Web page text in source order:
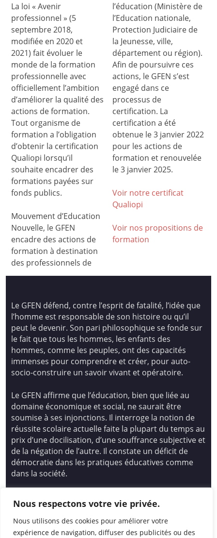
Nous respectons votre vie privée.
Nous utilisons des cookies pour améliorer votre
expérience de navigation, diffuser des publicités ou des
La loi « Avenir
professionnel » (5
septembre 2018,
modifiée en 2020 et
2021) fait évoluer le
monde de la formation
professionnelle avec
officiellement l’ambition
d’améliorer la qualité des
actions de formation.
Tout organisme de
formation a l’obligation
d’obtenir la certification
Qualiopi lorsqu’il
souhaite encadrer des
formations payées sur
fonds publics.
Mouvement d’Education
Nouvelle, le GFEN
encadre des actions de
formation à destination
des professionnels de
l’éducation (Ministère de
l’Education nationale,
Protection Judiciaire de
la Jeunesse, ville,
département ou région).
Afin de poursuivre ces
actions, le GFEN s’est
engagé dans ce
processus de
certification. La
certification a été
obtenue le 3 janvier 2022
pour les actions de
formation et renouvelée
le 3 janvier 2025.
Voir notre certificat
Qualiopi
Voir nos propositions de
formation
Le GFEN défend, contre l’esprit de fatalité, l’idée que
l’homme est responsable de son histoire ou qu’il
peut le devenir. Son pari philosophique se fonde sur
le fait que tous les hommes, les enfants des
hommes, comme les peuples, ont des capacités
immenses pour comprendre et créer, pour auto-
socio-construire un savoir vivant et opératoire.
Le GFEN affirme que l’éducation, bien que liée au
domaine économique et social, ne saurait être
soumise à ses injonctions. Il interroge la notion de
réussite scolaire actuelle faite la plupart du temps au
prix d’une docilisation, d’une souffrance subjective et
de la négation de l’autre. Il constate un déficit de
démocratie dans les pratiques éducatives comme
dans la société.
Nouvelle
14 avenue Spinoza 94200 Ivry Sur Seine
01 46 72 53 17 – gfen@gfen.asso.fr